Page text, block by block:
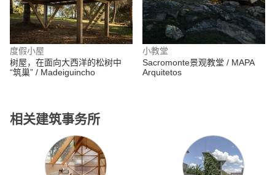
度假小屋
树屋，在面向大西洋的松树中
“筑巢” / Madeiguincho
相关建筑事务所
小教堂
Sacromonte景观教堂 / MAPA
Arquitetos